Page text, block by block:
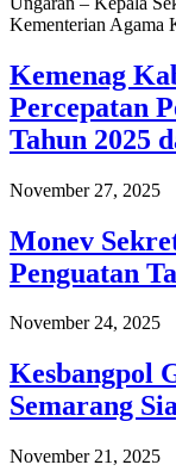
Kementerian Agama
Kemenag
Percepatan
Tahun 2025
November 27, 2025
Monev
Penguatan
November 24, 2025
Kesbangpol
Semarang
November 21, 2025